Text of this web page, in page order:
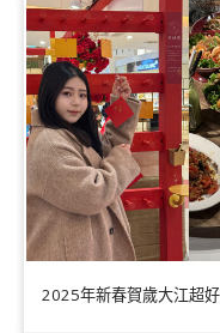
2025年新春賀歲大江超